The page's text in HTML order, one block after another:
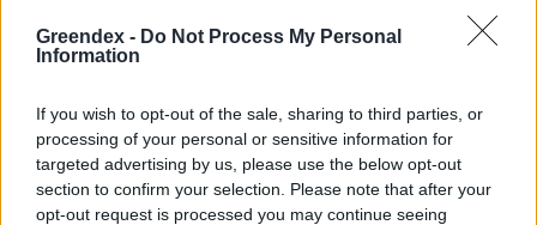
Greendex - Do Not Process My Personal
Information
If you wish to opt-out of the sale, sharing to third parties, or
processing of your personal or sensitive information for
targeted advertising by us, please use the below opt-out
section to confirm your selection. Please note that after your
opt-out request is processed you may continue seeing
Vitorlavirág – Így lesz gyönyörű
a te lakásodban is
Lonkay Márta